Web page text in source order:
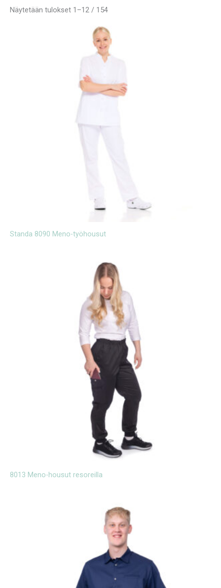
Näytetään tulokset 1–12 / 154
Standa 8090 Meno-työhousut
8013 Meno-housut resoreilla